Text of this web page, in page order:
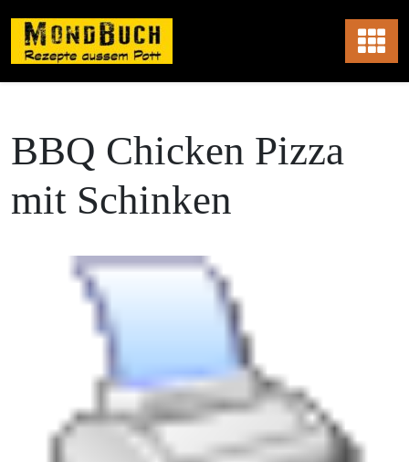
content
BBQ Chicken Pizza
mit Schinken